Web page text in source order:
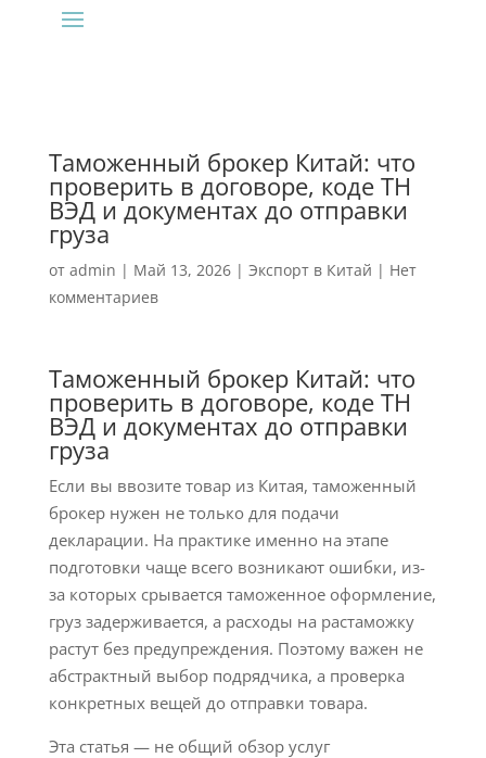
Таможенный брокер Китай: что
проверить в договоре, коде ТН
ВЭД и документах до отправки
груза
от admin | Май 13, 2026| Экспорт в Китай | Нет
комментариев
Таможенный брокер Китай: что
проверить в договоре, коде ТН
ВЭД и документах до отправки
груза
Если вы ввозите товар из Китая, таможенный
брокер нужен не только для подачи
декларации. На практике именно на этапе
подготовки чаще всего возникают ошибки, из-
за которых срывается таможенное оформление,
груз задерживается, а расходы на растаможку
растут без предупреждения. Поэтому важен не
абстрактный выбор подрядчика, а проверка
конкретных вещей до отправки товара.
Эта статья — не общий обзор услуг